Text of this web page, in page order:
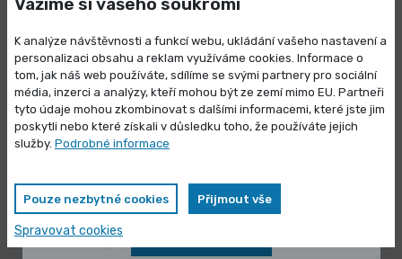
Olej pro pneumatické nářadí 1 l
309,00 Kč/ ks
373,89 Kč s DPH
Vybrat variantu
K analýze návštěvnosti a funkcí webu, ukládání vašeho nastavení a
personalizaci obsahu a reklam využíváme cookies. Informace o
tom, jak náš web používáte, sdílíme se svými partnery pro sociální
média, inzerci a analýzy, kteří mohou být ze zemí mimo EU. Partneři
tyto údaje mohou zkombinovat s dalšími informacemi, které jste jim
poskytli nebo které získali v důsledku toho, že používáte jejich
služby. Podrobné informace
Pouze nezbytné cookies Přijmout vše
Spravovat cookies
Výprodej skladových zásob
Vybrané produkty nyní pořídíte za